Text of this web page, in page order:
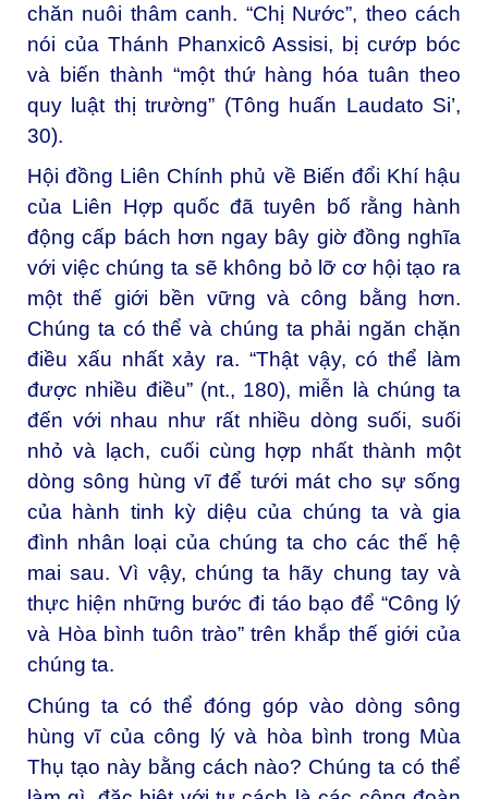
chăn nuôi thâm canh. “Chị Nước”, theo cách
nói của Thánh Phanxicô Assisi, bị cướp bóc
và biến thành “một thứ hàng hóa tuân theo
quy luật thị trường” (Tông huấn Laudato Si’,
30).
Hội đồng Liên Chính phủ về Biến đổi Khí hậu
của Liên Hợp quốc đã tuyên bố rằng hành
động cấp bách hơn ngay bây giờ đồng nghĩa
với việc chúng ta sẽ không bỏ lỡ cơ hội tạo ra
một thế giới bền vững và công bằng hơn.
Chúng ta có thể và chúng ta phải ngăn chặn
điều xấu nhất xảy ra. “Thật vậy, có thể làm
được nhiều điều” (nt., 180), miễn là chúng ta
đến với nhau như rất nhiều dòng suối, suối
nhỏ và lạch, cuối cùng hợp nhất thành một
dòng sông hùng vĩ để tưới mát cho sự sống
của hành tinh kỳ diệu của chúng ta và gia
đình nhân loại của chúng ta cho các thế hệ
mai sau. Vì vậy, chúng ta hãy chung tay và
thực hiện những bước đi táo bạo để “Công lý
và Hòa bình tuôn trào” trên khắp thế giới của
chúng ta.
Chúng ta có thể đóng góp vào dòng sông
hùng vĩ của công lý và hòa bình trong Mùa
Thụ tạo này bằng cách nào? Chúng ta có thể